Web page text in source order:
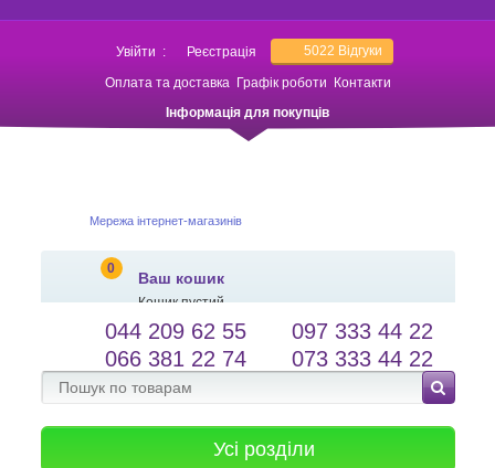
Увійти : Реєстрація 5022 Відгуки
Оплата та доставка Графік роботи
Контакти
Інформація для покупців
Мережа інтернет-магазинів
0
Ваш кошик
Кошик пустий
salessameto@gmail.com
Зворотній зв'язок
Мова сайту
044 209 62 55
097 333 44 22
066 381 22 74
073 333 44 22
Усі розділи